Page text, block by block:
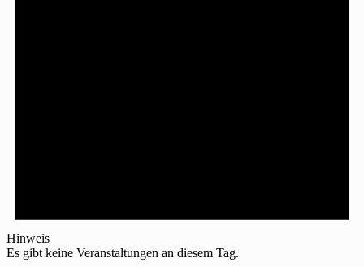
Hinweis
Es gibt keine Veranstaltungen an diesem Tag.